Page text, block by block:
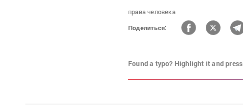
права человека
Поделиться:
Found a typo? Highlight it and press